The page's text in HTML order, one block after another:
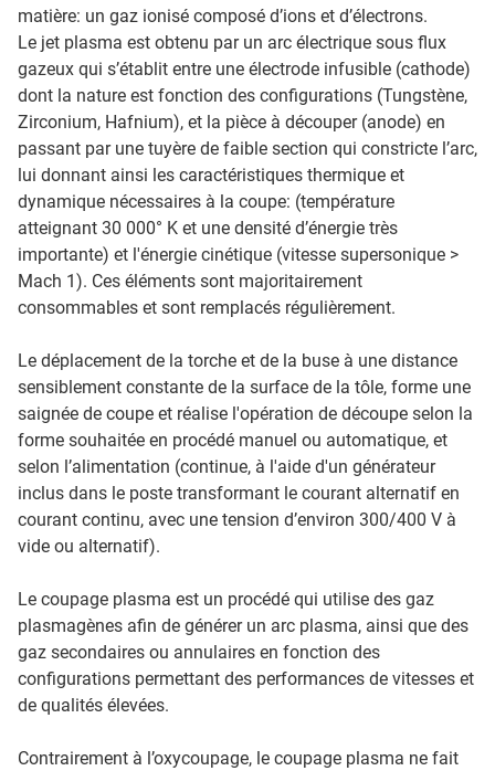
matière: un gaz ionisé composé d’ions et d’électrons.
Le jet plasma est obtenu par un arc électrique sous flux
gazeux qui s’établit entre une électrode infusible (cathode)
dont la nature est fonction des configurations (Tungstène,
Zirconium, Hafnium), et la pièce à découper (anode) en
passant par une tuyère de faible section qui constricte l’arc,
lui donnant ainsi les caractéristiques thermique et
dynamique nécessaires à la coupe: (température
atteignant 30 000° K et une densité d’énergie très
importante) et l'énergie cinétique (vitesse supersonique >
Mach 1). Ces éléments sont majoritairement
consommables et sont remplacés régulièrement.
Le déplacement de la torche et de la buse à une distance
sensiblement constante de la surface de la tôle, forme une
saignée de coupe et réalise l'opération de découpe selon la
forme souhaitée en procédé manuel ou automatique, et
selon l’alimentation (continue, à l'aide d'un générateur
inclus dans le poste transformant le courant alternatif en
courant continu, avec une tension d’environ 300/400 V à
vide ou alternatif).
Le coupage plasma est un procédé qui utilise des gaz
plasmagènes afin de générer un arc plasma, ainsi que des
gaz secondaires ou annulaires en fonction des
configurations permettant des performances de vitesses et
de qualités élevées.
Contrairement à l’oxycoupage, le coupage plasma ne fait